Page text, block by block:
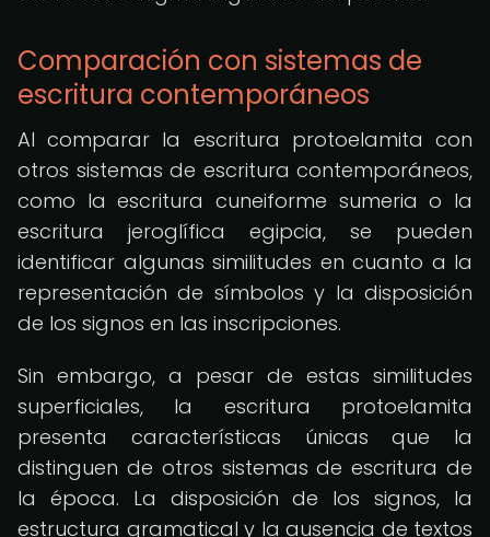
Comparación con sistemas de
escritura contemporáneos
Al comparar la escritura protoelamita con
otros sistemas de escritura contemporáneos,
como la escritura cuneiforme sumeria o la
escritura jeroglífica egipcia, se pueden
identificar algunas similitudes en cuanto a la
representación de símbolos y la disposición
de los signos en las inscripciones.
Sin embargo, a pesar de estas similitudes
superficiales, la escritura protoelamita
presenta características únicas que la
distinguen de otros sistemas de escritura de
la época. La disposición de los signos, la
estructura gramatical y la ausencia de textos